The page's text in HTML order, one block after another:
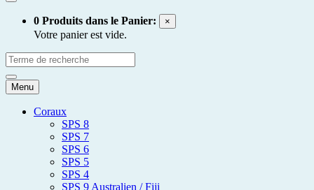
0 Produits dans le Panier: ×
Votre panier est vide.
Menu
Coraux
SPS 8
SPS 7
SPS 6
SPS 5
SPS 4
SPS 9 Australien / Fiji